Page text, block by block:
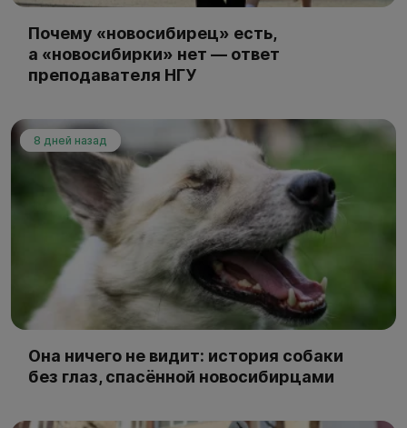
Почему «новосибирец» есть,
а «новосибирки» нет — ответ
преподавателя НГУ
8 дней назад
Она ничего не видит: история собаки
без глаз, спасённой новосибирцами